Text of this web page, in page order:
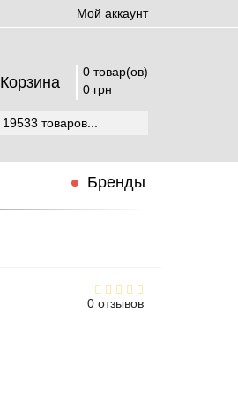
Мой аккаунт
Корзина
0 товар(ов)
0 грн
Бренды
0 отзывов